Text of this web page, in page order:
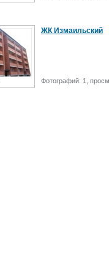
ЖК Измаильский
Фотографий: 1,